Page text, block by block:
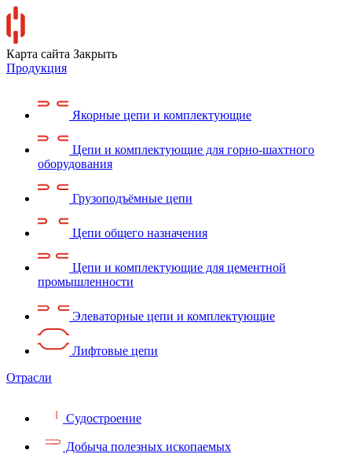
Карта сайта Закрыть
Продукция
Якорные цепи и комплектующие
Цепи и комплектующие для горно-шахтного
оборудования
Грузоподъёмные цепи
Цепи общего назначения
Цепи и комплектующие для цементной
промышленности
Элеваторные цепи и комплектующие
Лифтовые цепи
Отрасли
Судостроение
Добыча полезных ископаемых